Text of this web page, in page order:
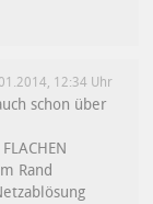
12:34 Uhr
schon über
Rand